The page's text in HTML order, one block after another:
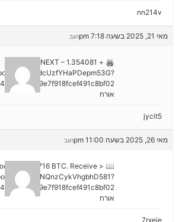
nn214v
מאי 21, 2025 בשעה 7:18 pm הגב
🖨 + 1.354081 BTC.NEXT –
Ef2mNddcUzfYHaPDepm53G?
🖨
אורח
jycit5
מאי 26, 2025 בשעה 11:00 pm הגב
1.913716 BTC. Receive >
DCTzwgNQnzCykVhgbhD581?
📖
אורח
7rxeie